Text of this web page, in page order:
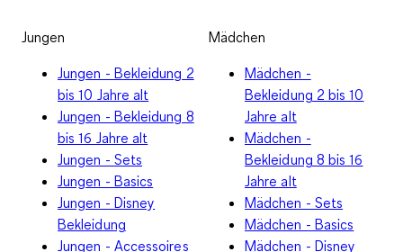
Jungen
Jungen - Bekleidung 2
bis 10 Jahre alt
Jungen - Bekleidung 8
bis 16 Jahre alt
Jungen - Sets
Jungen - Basics
Jungen - Disney
Bekleidung
Jungen - Accessoires
Mädchen
Mädchen -
Bekleidung 2 bis 10
Jahre alt
Mädchen -
Bekleidung 8 bis 16
Jahre alt
Mädchen - Sets
Mädchen - Basics
Mädchen - Disney